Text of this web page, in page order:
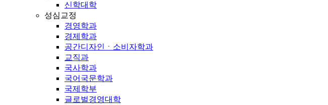
신학대학
성심교정
경영학과
경제학과
공간디자인ㆍ소비자학과
교직과
국사학과
국어국문학과
국제학부
글로벌경영대학